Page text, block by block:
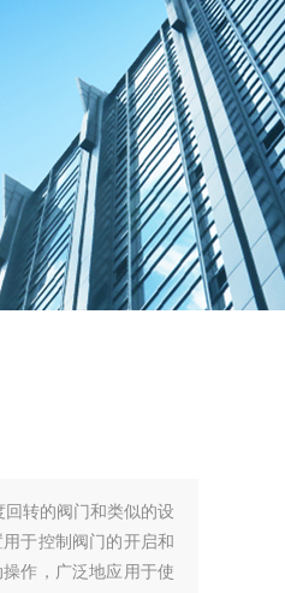
转的阀门和类似的设
作，广泛地应用于使